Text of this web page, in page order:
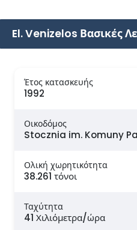
El. Venizelos Βασικές
Έτος κατασκευής
1992
Οικοδόμος
Stocznia im. Komuny
Ολική χωρητικότητα
38.261 τόνοι
Ταχύτητα
41 Χιλιόμετρα/ώρα